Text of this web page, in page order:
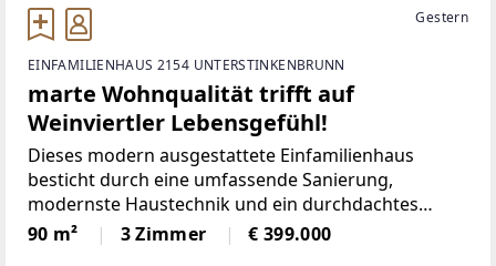
Gestern
EINFAMILIENHAUS 2154 UNTERSTINKENBRUNN
marte Wohnqualität trifft auf
Weinviertler Lebensgefühl!
Dieses modern ausgestattete Einfamilienhaus
besticht durch eine umfassende Sanierung,
modernste Haustechnik und ein durchdachtes
Raumkonzept. Es vereint zeitgemäßen
Wohnkomfort mit nachhaltiger Energieversorgung
90 m² 3 Zimmer € 399.000